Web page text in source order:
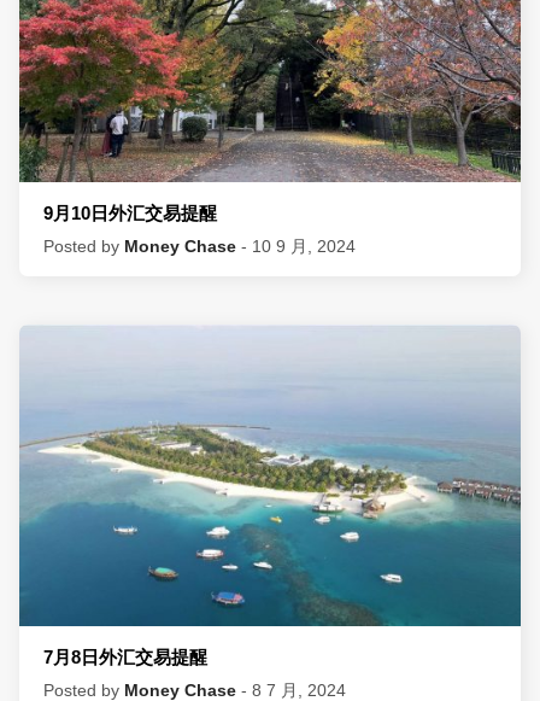
9月10日外汇交易提醒
Posted by Money Chase - 10 9 月, 2024
7月8日外汇交易提醒
Posted by Money Chase - 8 7 月, 2024